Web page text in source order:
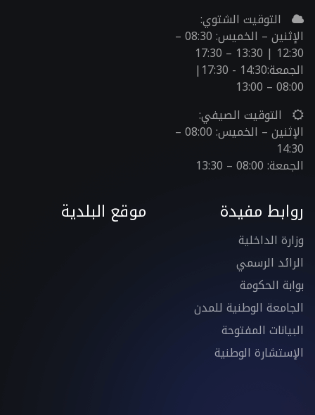
التوقيت الشتوي:
الإثنين – الخميس: 08:30 –
12:30 | 13:30 – 17:30
الجمعة:14:30 - 17:30|
08:00 – 13:00
التوقيت الصيفي:
الإثنين – الخميس: 08:00 –
14:30
الجمعة: 08:00 – 13:30
روابط مفيدة
وزارة الداخلية
الرائد الرسمي
بوابة الحكومة
الجامعة الوطنية للمدن
البيانات المفتوحة
الإستشارة الوطنية
موقع البلدية